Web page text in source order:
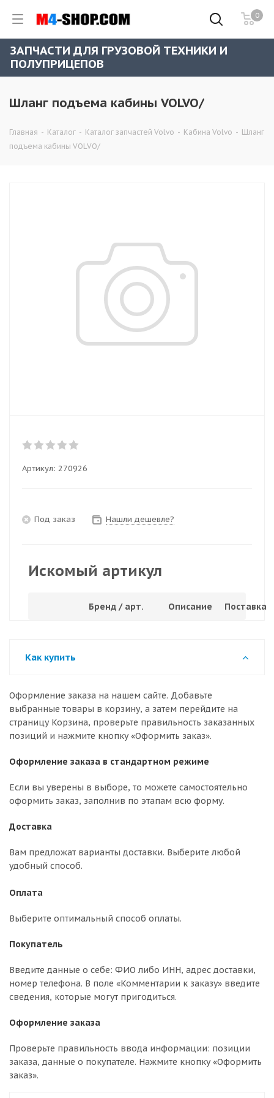
0
ЗАПЧАСТИ ДЛЯ ГРУЗОВОЙ ТЕХНИКИ И
ПОЛУПРИЦЕПОВ
Шланг подъема кабины VOLVO/
Главная - Каталог - Каталог запчастей Volvo - Кабина Volvo - Шланг
подъема кабины VOLVO/
Артикул: 270926
Под заказ Нашли дешевле?
Искомый артикул
Бренд / арт. Описание Поставка
Как купить
Оформление заказа на нашем сайте. Добавьте
выбранные товары в корзину, а затем перейдите на
страницу Корзина, проверьте правильность заказанных
позиций и нажмите кнопку «Оформить заказ».
Оформление заказа в стандартном режиме
Если вы уверены в выборе, то можете самостоятельно
оформить заказ, заполнив по этапам всю форму.
Доставка
Вам предложат варианты доставки. Выберите любой
удобный способ.
Оплата
Выберите оптимальный способ оплаты.
Покупатель
Введите данные о себе: ФИО либо ИНН, адрес доставки,
номер телефона. В поле «Комментарии к заказу» введите
сведения, которые могут пригодиться.
Оформление заказа
Проверьте правильность ввода информации: позиции
заказа, данные о покупателе. Нажмите кнопку «Оформить
заказ».